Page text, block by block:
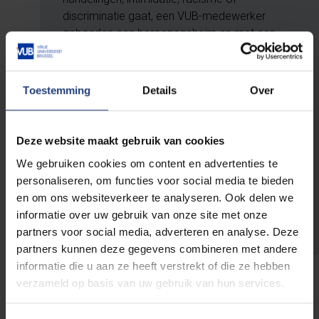
Toestemming Details Over
Deze website maakt gebruik van cookies
We gebruiken cookies om content en advertenties te
personaliseren, om functies voor social media te bieden
en om ons websiteverkeer te analyseren. Ook delen we
informatie over uw gebruik van onze site met onze
partners voor social media, adverteren en analyse. Deze
partners kunnen deze gegevens combineren met andere
informatie die u aan ze heeft verstrekt of die ze hebben
verzameld op basis van uw gebruik van hun services.
discriminatie gaat, een VUB-medewerker
gebonden aan beroepsgeheim en met een
mandaat als onafhankelijk hulpverlener
verdere stappen.
richting van een oplossing. Jij bepaalt zelf wat
je al dan niet wil ondernemen.
Naar het meldpunt